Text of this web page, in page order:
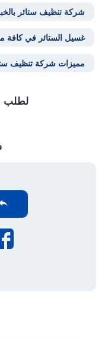
شركة تنظيف ستائر
غسيل الستائر في كافة
مميزات شركة تنظيف
لطلب